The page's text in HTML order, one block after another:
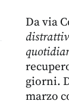
Da via
giorni.
marzo